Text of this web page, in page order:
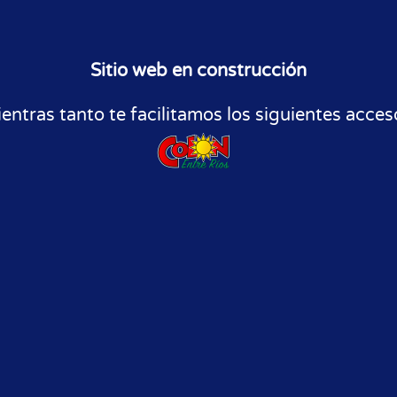
Sitio web en construcción
tanto te facilitamos los siguientes